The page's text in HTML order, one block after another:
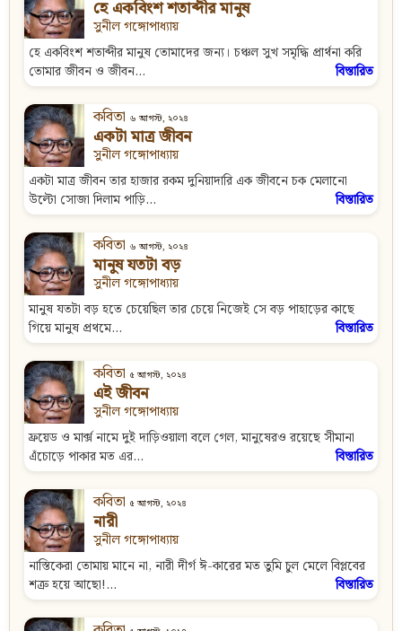
হে একবিংশ শতাব্দীর মানুষ
সুনীল গঙ্গোপাধ্যায়
হে একবিংশ শতাব্দীর মানুষ তোমাদের জন্য। চঞ্চল সুখ সমৃদ্ধি প্রার্থনা করি
তোমার জীবন ও জীবন...
বিস্তারিত
কবিতা ৬ আগস্ট, ২০২৪
একটা মাত্র জীবন
সুনীল গঙ্গোপাধ্যায়
একটা মাত্র জীবন তার হাজার রকম দুনিয়াদারি এক জীবনে চক মেলানো
উল্টো সোজা দিলাম পাড়ি...
বিস্তারিত
কবিতা ৬ আগস্ট, ২০২৪
মানুষ যতটা বড়
সুনীল গঙ্গোপাধ্যায়
মানুষ যতটা বড় হতে চেয়েছিল তার চেয়ে নিজেই সে বড় পাহাড়ের কাছে
গিয়ে মানুষ প্রথমে...
বিস্তারিত
কবিতা ৫ আগস্ট, ২০২৪
এই জীবন
সুনীল গঙ্গোপাধ্যায়
ফ্রয়েড ও মার্ক্স নামে দুই দাড়িওয়ালা বলে গেল, মানুষেরও রয়েছে সীমানা
এঁচোড়ে পাকার মত এর...
বিস্তারিত
কবিতা ৫ আগস্ট, ২০২৪
নারী
সুনীল গঙ্গোপাধ্যায়
নাস্তিকেরা তোমায় মানে না, নারী দীর্গ ঈ-কারের মত তুমি চুল মেলে বিপ্লবের
শত্রু হয়ে আছো!...
বিস্তারিত